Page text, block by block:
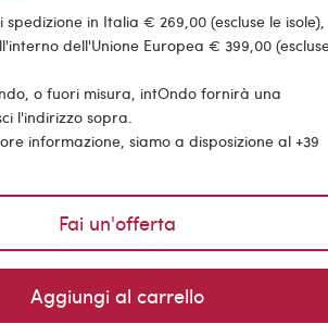
in Italia € 269,00 (escluse le isole),
dell'Unione Europea € 399,00
o fuori misura, intOndo fornirà una
l'indirizzo sopra.
informazione, siamo a disposizione al +39
Fai un'offerta
Aggiungi al carrello